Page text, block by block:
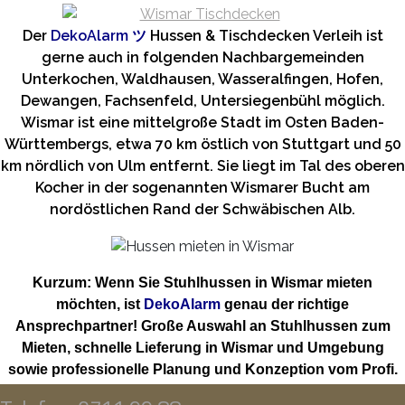
Der DekoAlarm ツ Hussen & Tischdecken Verleih ist
gerne auch in folgenden Nachbargemeinden
Unterkochen, Waldhausen, Wasseralfingen, Hofen,
Dewangen, Fachsenfeld, Untersiegenbühl möglich.
Wismar ist eine mittelgroße Stadt im Osten Baden-
Württembergs, etwa 70 km östlich von Stuttgart und 50
km nördlich von Ulm entfernt. Sie liegt im Tal des oberen
Kocher in der sogenannten Wismarer Bucht am
nordöstlichen Rand der Schwäbischen Alb.
Kurzum: Wenn Sie Stuhlhussen in Wismar mieten
möchten, ist DekoAlarm genau der richtige
Ansprechpartner! Große Auswahl an Stuhlhussen zum
Mieten, schnelle Lieferung in Wismar und Umgebung
sowie professionelle Planung und Konzeption vom Profi.